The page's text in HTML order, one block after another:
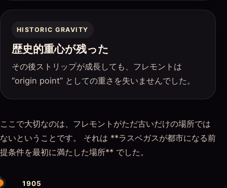
HISTORIC GRAVITY
歴史的重心が残った
その後ストリップが成長しても、フレモントは
“origin point” としての重さを失いませんでした。
ここで大切なのは、フレモントがただ古いだけの場所では
ないということです。 それは **ラスベガスが都市になる前
提条件を最初に満たした場所** でした。
1905